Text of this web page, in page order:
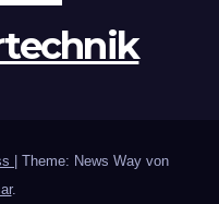
Theme: News Way von
.